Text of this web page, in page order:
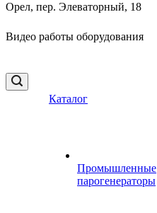
Орел, пер. Элеваторный, 18
Видео работы оборудования
Каталог
Промышленные
парогенераторы